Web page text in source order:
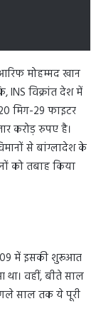
मोहम्मद खान
INS विक्रांत देश में
मिग-29 फाइटर
करोड़ रुपए है।
से बांग्लादेश के
को तबाह किया
में इसकी शुरूआत
था। वहीं, बीते साल
साल तक ये पूरी